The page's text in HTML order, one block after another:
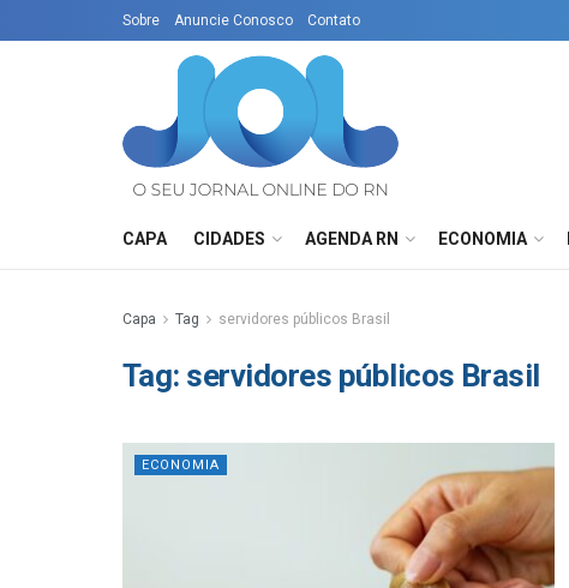
Sobre Anuncie Conosco Contato
CAPA CIDADES AGENDA RN ECONOMIA
Capa Tag servidores públicos Brasil
Tag: servidores públicos Brasil
ECONOMIA